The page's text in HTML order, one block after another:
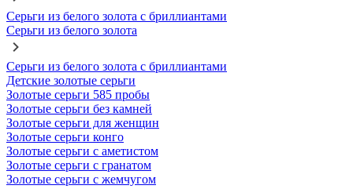
Серьги из белого золота с бриллиантами
Серьги из белого золота
Серьги из белого золота с бриллиантами
Детские золотые серьги
Золотые серьги 585 пробы
Золотые серьги без камней
Золотые серьги для женщин
Золотые серьги конго
Золотые серьги с аметистом
Золотые серьги с гранатом
Золотые серьги с жемчугом